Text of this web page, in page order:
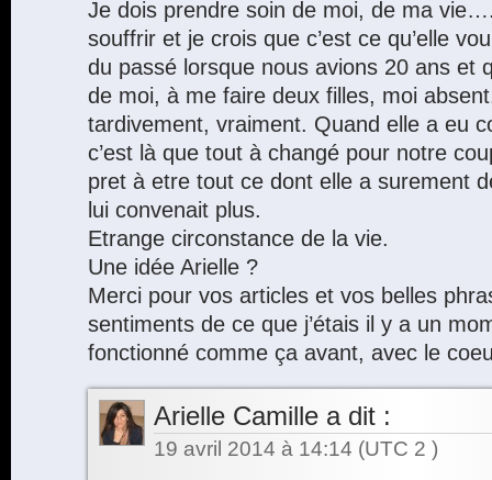
Je dois prendre soin de moi, de ma
souffrir et je crois que c’est ce qu’elle
du passé lorsque nous avions 20 ans et
de moi, à me faire deux filles, moi
tardivement, vraiment. Quand elle a eu
c’est là que tout à changé pour notre
pret à etre tout ce dont elle a surement
lui convenait plus.
Etrange circonstance de la vie.
Une idée Arielle ?
Merci pour vos articles et vos belles
sentiments de ce que j’étais il y a un
fonctionné comme ça avant, avec le
Arielle Camille a dit :
19 avril 2014 à 14:14 (UTC 2 )